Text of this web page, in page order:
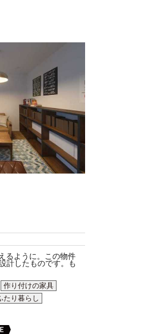
るように。この物件
計したものです。も
作り付けの家具
たり暮らし